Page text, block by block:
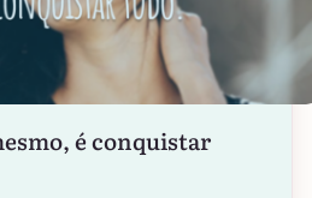
é conquistar